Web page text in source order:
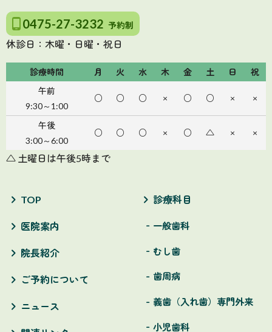
0475-27-3232 予約制
休診日：木曜・日曜・祝日
診療時間 月 火 水 木 金 土 日
祝
午前
9:30～1:00
○ ○ ○ × ○ ○ × ×
午後
3:00～6:00
○ ○ ○ × ○ △ × ×
△ 土曜日は午後5時まで
TOP
医院案内
院長紹介
ご予約について
ニュース
診療科目
一般歯科
むし歯
歯周病
義歯（入れ歯）専門外来
小児歯科